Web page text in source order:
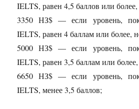
IELTS, равен 4,5 баллов или
3350 НЗ$ — если уровень,
IELTS, равен 4 баллам или более,
5000 НЗ$ — если уровень,
IELTS, равен 3,5 баллам или
6650 НЗ$ — если уровень,
IELTS, менее 3,5 баллов;